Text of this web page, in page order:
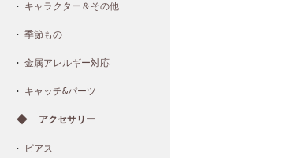
キャラクター＆その他
季節もの
金属アレルギー対応
キャッチ&パーツ
アクセサリー
ピアス